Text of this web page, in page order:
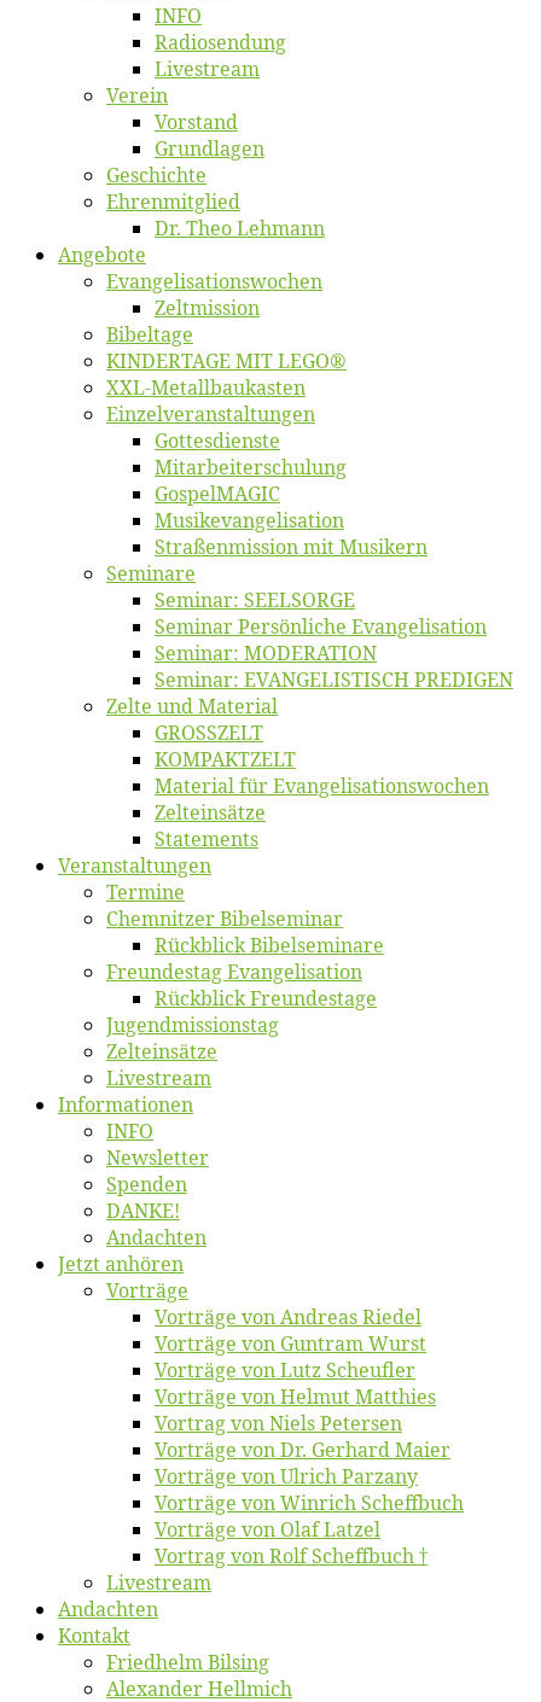
INFO
Ra­dio­sen­dung
Live­stream
Ver­ein
Vor­stand
Grund­la­gen
Ge­schich­te
Eh­ren­mit­glied
Dr. Theo Lehmann
An­ge­bo­te
Evangelisa­tions­wo­chen
Zelt­mis­si­on
Bi­bel­ta­ge
KINDERTAGE MIT LEGO®
XXL-Me­­tal­l­­bau­­kas­­ten
Einzelver­an­stal­tungen
Got­tes­diens­te
Mitarbeiter­schulung
Gos­pel­MA­GIC
Musikevan­ge­li­sa­tion
Straßenmis­sion mit Musikern
Se­mi­na­re
Se­mi­nar: SEELSORGE
Se­mi­nar Per­sön­li­che Evangelisation
Se­mi­nar: MODERATION
Se­mi­nar: EVANGELISTISCH PREDIGEN
Zel­te und Material
GROSSZELT
KOMPAKTZELT
Ma­te­ri­al für Evangelisationswochen
Zelt­ein­sät­ze
State­ments
Ver­an­stal­tun­gen
Ter­mi­ne
Chemnit­zer Bibelseminar
Rück­blick Bibelseminare
Freun­des­tag Evangelisation
Rück­blick Freundestage
Jugend­mis­sions­tag
Zelt­ein­sät­ze
Live­stream
Informatio­nen
INFO
News­let­ter
Spen­den
DANKE!
An­dach­ten
Jetzt an­hö­ren
Vor­trä­ge
Vor­trä­ge von An­dre­as Riedel
Vor­trä­ge von Gun­tram Wurst
Vor­trä­ge von Lutz Scheufler
Vor­trä­ge von Hel­mut Matthies
Vor­trag von Niels Petersen
Vor­trä­ge von Dr. Ger­hard Maier
Vor­trä­ge von Ul­rich Parzany
Vor­trä­ge von Win­rich Scheffbuch
Vor­trä­ge von Olaf Latzel
Vor­trag von Rolf Scheffbuch †
Live­stream
An­dach­ten
Kon­takt
Fried­helm Bilsing
Alex­an­der Hellmich